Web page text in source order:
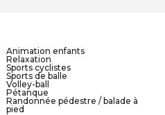
Animation enfants
Relaxation
Sports cyclistes
Sports de balle
Volley-ball
Pétanque
Randonnée pédestre / balade à
pied